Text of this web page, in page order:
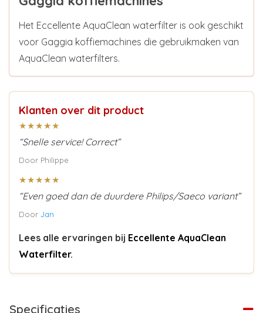
Het Eccellente AquaClean waterfilter is ook geschikt
voor Gaggia koffiemachines die gebruikmaken van
AquaClean waterfilters.
Klanten over dit product
★★★★★
“Snelle service! Correct”
Door Philippe
★★★★★
“Even goed dan de duurdere Philips/Saeco variant”
Door Jan
Lees alle ervaringen bij Eccellente AquaClean
Waterfilter.
Specificaties